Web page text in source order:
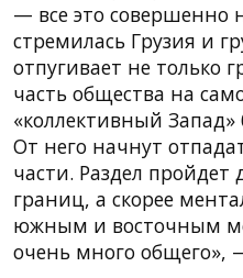
— все это совершенно
стремилась Грузия и
отпугивает не только
часть общества на
«коллективный Запад»
От него начнут
части. Раздел
границ, а скорее
южным и восточным
очень много общего»,